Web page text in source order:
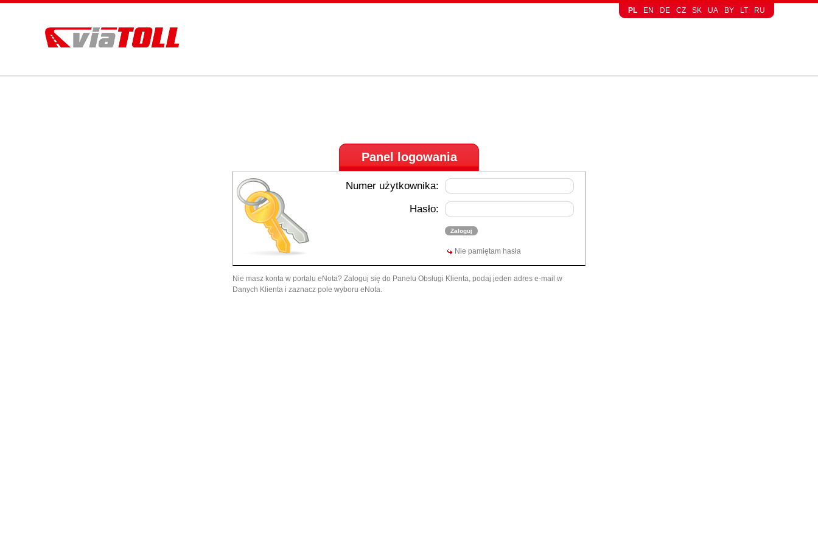
PL EN DE CZ SK UA BY LT RU
Panel logowania
Numer użytkownika:
Hasło:
Nie pamiętam hasła
Nie masz konta w portalu eNota? Zaloguj się do Panelu Obsługi Klienta, podaj jeden adres e-mail w
Danych Klienta i zaznacz pole wyboru eNota.